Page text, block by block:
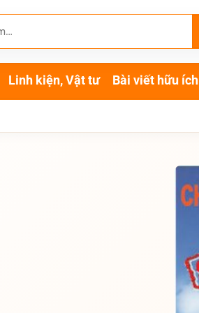
Linh kiện, Vật tư Bài viết hữu ích